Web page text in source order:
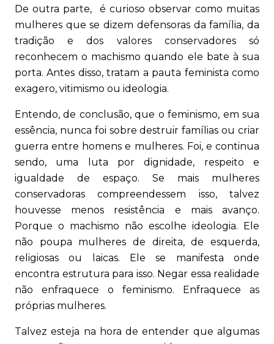
De outra parte, é curioso observar como muitas
mulheres que se dizem defensoras da família, da
tradição e dos valores conservadores só
reconhecem o machismo quando ele bate à sua
porta. Antes disso, tratam a pauta feminista como
exagero, vitimismo ou ideologia.
Entendo, de conclusão, que o feminismo, em sua
essência, nunca foi sobre destruir famílias ou criar
guerra entre homens e mulheres. Foi, e continua
sendo, uma luta por dignidade, respeito e
igualdade de espaço. Se mais mulheres
conservadoras compreendessem isso, talvez
houvesse menos resistência e mais avanço.
Porque o machismo não escolhe ideologia. Ele
não poupa mulheres de direita, de esquerda,
religiosas ou laicas. Ele se manifesta onde
encontra estrutura para isso. Negar essa realidade
não enfraquece o feminismo. Enfraquece as
próprias mulheres.
Talvez esteja na hora de entender que algumas